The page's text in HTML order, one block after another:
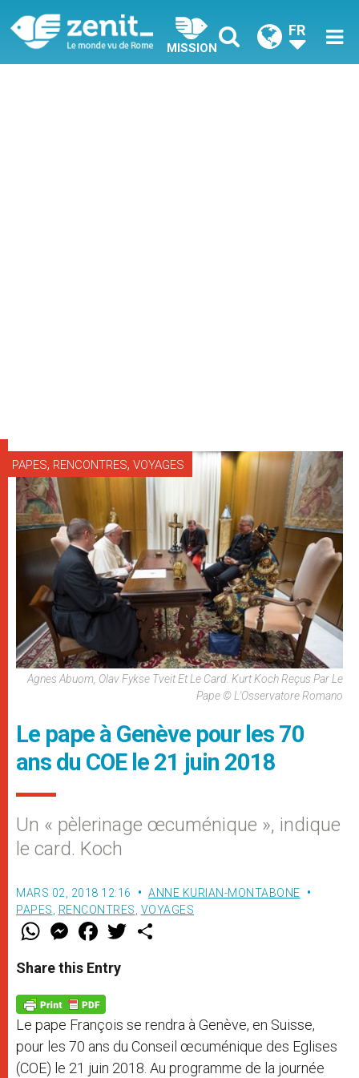
MISSION
FR
PAPES, RENCONTRES, VOYAGES
Agnes Abuom, Olav Fykse Tveit Et Le Card. Kurt Koch Reçus Par Le
Pape © L'Osservatore Romano
Le pape à Genève pour les 70
ans du COE le 21 juin 2018
Un « pèlerinage œcuménique », indique
le card. Koch
MARS 02, 2018 12:16
ANNE KURIAN-MONTABONE
PAPES, RENCONTRES, VOYAGES
W
t
s
p
p
M
e
s
e
g
e
r
F
a
e
b
o
k
w
Share this Entry
Le pape François se rendra à Genève, en Suisse,
pour les 70 ans du Conseil œcuménique des Eglises
(COE) le 21 juin 2018. Au programme de la journée